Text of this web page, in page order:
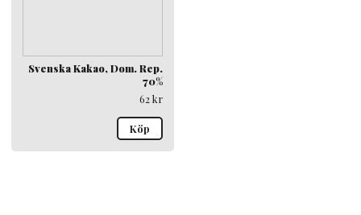
Svenska Kakao, Dom. Rep.
70%
62kr
Köp